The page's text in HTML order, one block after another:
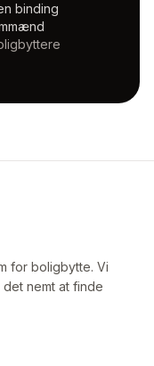
binding
for boligbytte. Vi
nemt at finde